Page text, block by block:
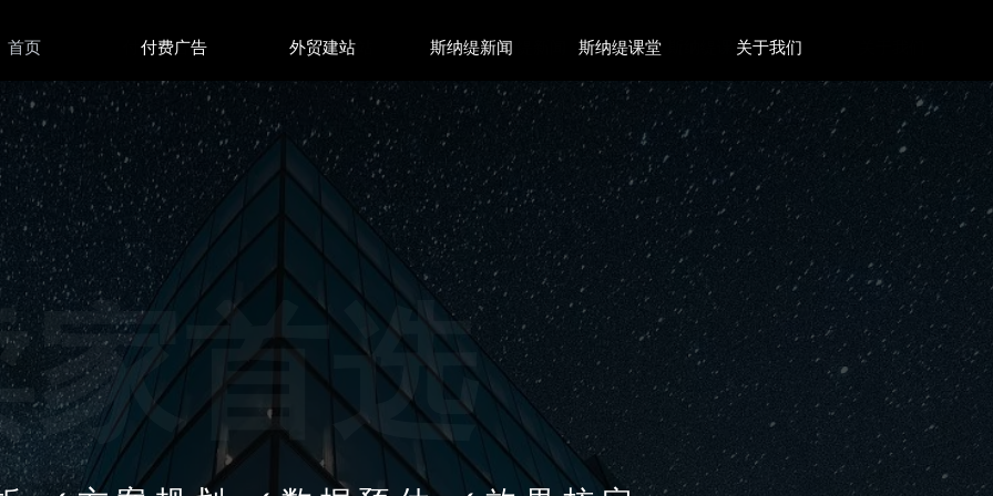
付费广告 外贸建站 斯纳缇新闻 斯纳缇课堂
卖家首选
首页 付费广告 外贸建站 斯纳缇新闻 斯纳缇课堂 关于我们